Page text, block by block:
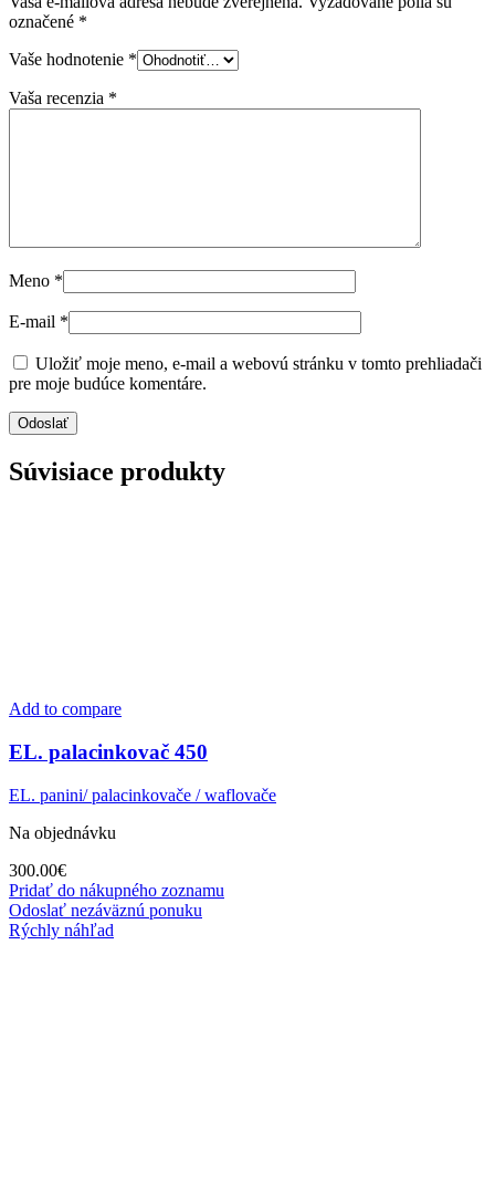
označené *
Vaše hodnotenie *
Vaša recenzia *
Meno *
E-mail *
Uložiť moje meno, e-mail a webovú stránku v tomto prehliadači
pre moje budúce komentáre.
Súvisiace produkty
Add to compare
EL. palacinkovač 450
EL. panini/ palacinkovače / waflovače
Na objednávku
300.00€
Pridať do nákupného zoznamu
Odoslať nezáväznú ponuku
Rýchly náhľad